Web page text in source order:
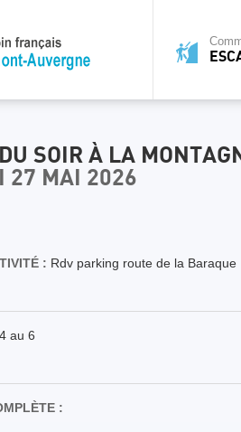
SOIR À LA
27 MAI 2026
: Rdv parking route de la Baraque
au 6
: